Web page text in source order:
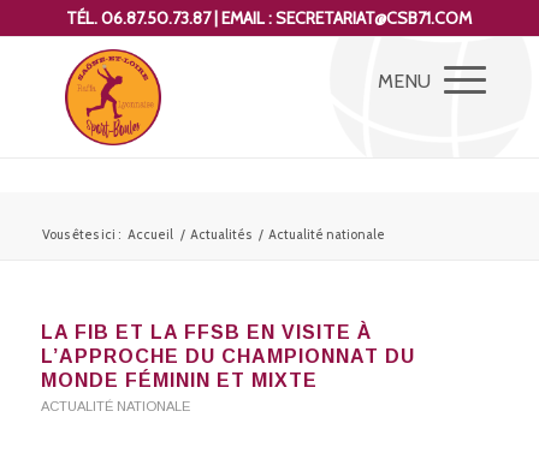
TÉL. 06.87.50.73.87 | EMAIL : SECRETARIAT@CSB71.COM
Vous êtes ici : Accueil / Actualités / Actualité nationale
LA FIB ET LA FFSB EN VISITE À
L’APPROCHE DU CHAMPIONNAT DU
MONDE FÉMININ ET MIXTE
ACTUALITÉ NATIONALE